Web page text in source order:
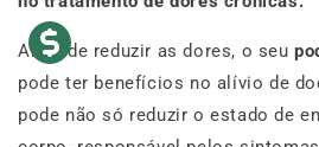
Além de reduzir as dores, o seu
pode ter benefícios no alívio de
pode não só reduzir o estado de